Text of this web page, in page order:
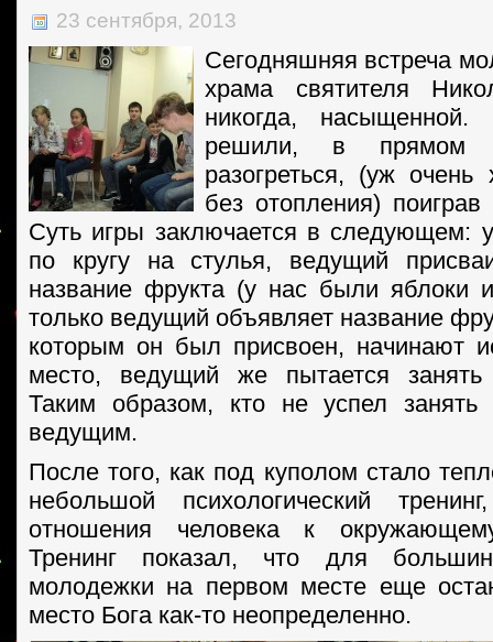
23 сентября, 2013
Сегодняшняя встреча
храма святителя
никогда,
решили, в прямом
разогреться, (уж
без отопления)
Суть игры заключается в следующем:
по кругу на стулья, ведущий
название фрукта (у нас были яблоки
только ведущий объявляет название
которым он был присвоен, начинают
место, ведущий же пытается занять
Таким образом, кто не успел занять
ведущим.
После того, как под куполом стало
небольшой психологический
отношения человека к
Тренинг показал, что для
молодежки на первом месте еще
место Бога как-то неопределенно.